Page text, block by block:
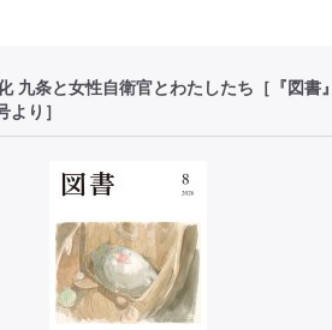
九条と女性自衛官とわたしたち［『図書』
より］